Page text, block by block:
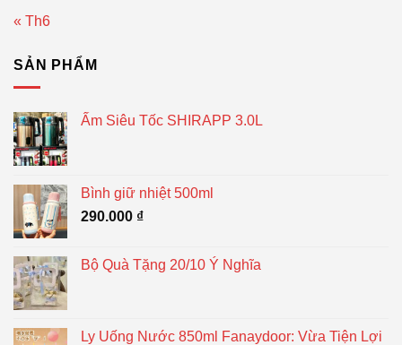
« Th6
SẢN PHẨM
Ấm Siêu Tốc SHIRAPP 3.0L
Bình giữ nhiệt 500ml
290.000 ₫
Bộ Quà Tặng 20/10 Ý Nghĩa
Ly Uống Nước 850ml Fanaydoor: Vừa Tiện Lợi